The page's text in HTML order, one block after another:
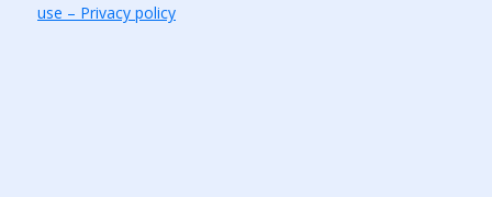
use – Privacy policy